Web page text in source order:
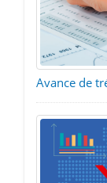
Avance de